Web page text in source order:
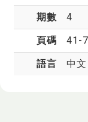
期數 4
頁碼 41-
語言 中文